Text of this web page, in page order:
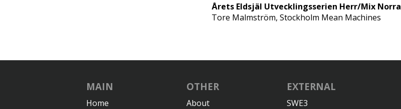
Årets Eldsjäl Utvecklingsserien Herr/Mix Norra
Tore Malmström, Stockholm Mean Machines
MAIN
Home
OTHER
About
EXTERNAL
SWE3